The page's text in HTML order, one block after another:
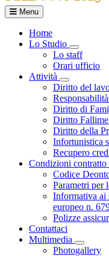
Menu
Home
Lo Studio
Toggle
Lo staff
Orari ufficio
Attività
Toggle
Diritto del
Diritto di
Diritto
Diritto della
Infortunistica
Recupero
Condizioni contratto
Codice
Parametri per
Informativa ai
europeo n.
Polizze
Contattaci
Multimedia
Toggle
Photogallery